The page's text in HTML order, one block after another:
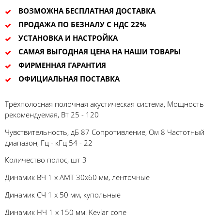
ВОЗМОЖНА БЕСПЛАТНАЯ ДОСТАВКА
ПРОДАЖА ПО БЕЗНАЛУ С НДС 22%
УСТАНОВКА И НАСТРОЙКА
САМАЯ ВЫГОДНАЯ ЦЕНА НА НАШИ ТОВАРЫ
ФИРМЕННАЯ ГАРАНТИЯ
ОФИЦИАЛЬНАЯ ПОСТАВКА
Трёхполосная полочная акустическая система, Мощность
рекомендуемая, Вт 25 - 120
Чувствительность, дБ 87 Сопротивление, Ом 8 Частотный
диапазон, Гц - кГц 54 - 22
Количество полос, шт 3
Динамик ВЧ 1 х AMT 30х60 мм, ленточные
Динамик СЧ 1 x 50 мм, купольные
Динамик НЧ 1 х 150 мм, Kevlar cone